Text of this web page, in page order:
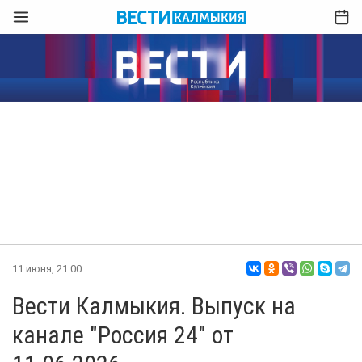
11 июня, 21:00
Вести Калмыкия. Выпуск на
канале "Россия 24" от